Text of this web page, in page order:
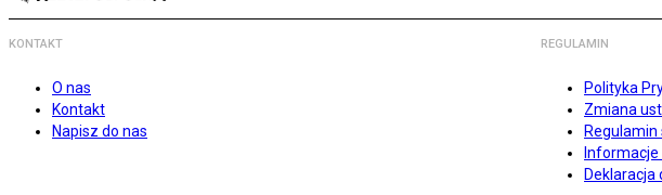
KONTAKT
O nas
Kontakt
Napisz do nas
REGULAMIN
Polityka
Zmiana
Regulamin
Deklaracja